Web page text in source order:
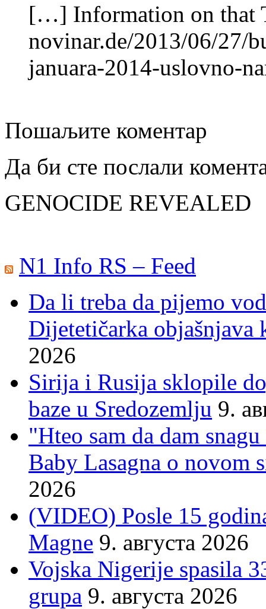
[…] Information on that
novinar.de/2013/06/27/
januara-2014-uslovno-
Пошаљите коментар
Да би сте послали
GENOCIDE REVEALED
N1 Info RS – Feed
Da li treba da pijemo
Dijetetičarka
2026
Sirija i Rusija sklopile
baze u Sredozemlju 9.
"Hteo sam da dam
Baby Lasagna o novom
2026
(VIDEO) Posle 15
Magne 9. августа 2026
Vojska Nigerije spasila
grupa 9. августа 2026